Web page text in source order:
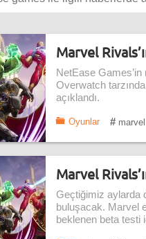
Marvel
NetEase
Overwatch
açıklandı.
Oyunlar #
Marvel
Geçtiğimiz aylarda
buluşacak. Marvel
beklenen beta testi